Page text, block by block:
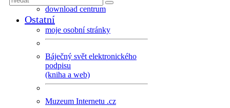
download centrum
Ostatní
moje osobní stránky
Báječný svět elektronického
podpisu
(kniha a web)
Muzeum Internetu .cz